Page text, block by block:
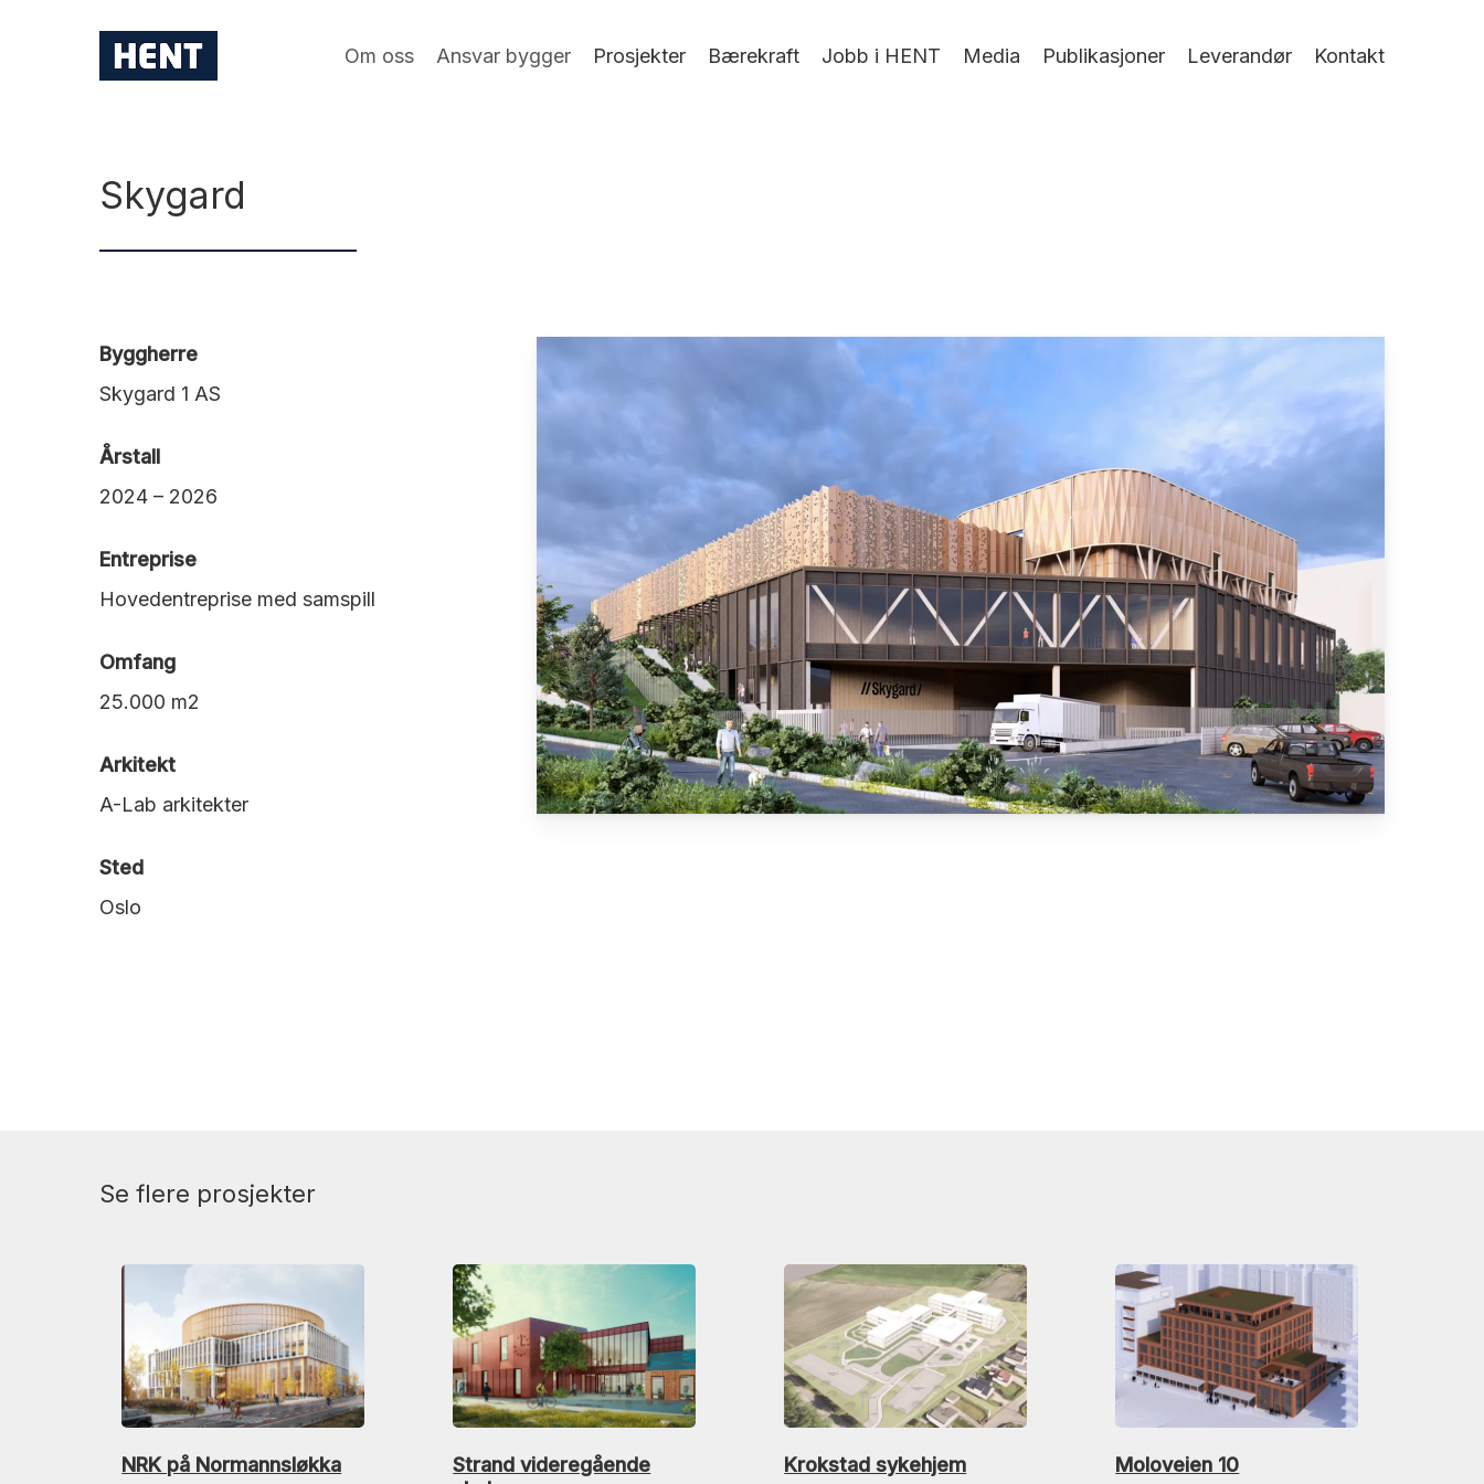
Om oss Ansvar bygger Prosjekter Bærekraft Jobb i HENT Media Publikasjoner Leverandør Kontakt
Skygard
Byggherre
Skygard 1 AS
Årstall
2024 – 2026
Entreprise
Hovedentreprise med samspill
Omfang
25.000 m2
Arkitekt
A-Lab arkitekter
Sted
Oslo
Se flere prosjekter
NRK på Normannsløkka
Strand videregående
Krokstad sykehjem Moloveien 10